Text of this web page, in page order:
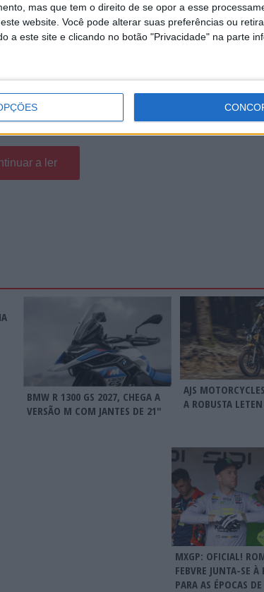
mas que tem o direito de se opor a esse
website. Você pode alterar suas preferências ou
a este site e clicando no botão "Privacidade" na parte
se na moto de motocross 450 MX. Eis o que
o Circuito de Misano num festival de vermelho, com mais
passado.
a ler
BMW R 1300 GS 2027, CHEGA A
VERSÃO M COM JANTES DE 21″
AJS
A ROBUSTA
MXGP: OFICIAL!
FEBVRE JUNTA-SE À
PARA AS ÉPOCAS